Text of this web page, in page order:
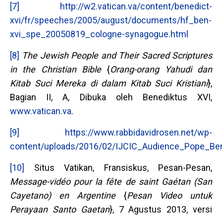
[7]
http://w2.vatican.va/content/benedict-
xvi/fr/speeches/2005/august/documents/hf_ben-
xvi_spe_20050819_cologne-synagogue.html
[8] The Jewish People and Their Sacred Scriptures
in the Christian Bible{Orang-orang Yahudi dan
Kitab Suci Mereka di dalam Kitab Suci Kristiani},
Bagian II, A, Dibuka oleh Benediktus XVI,
www.vatican.va.
[9]
https://www.rabbidavidrosen.net/wp-
content/uploads/2016/02/
[10]
Situs Vatikan, Fransiskus, Pesan-Pesan,
Message-vidéo pour la fête de saint Gaétan (San
Cayetano) en Argentine{Pesan Video untuk
Perayaan Santo Gaetan}, 7 Agustus 2013, versi